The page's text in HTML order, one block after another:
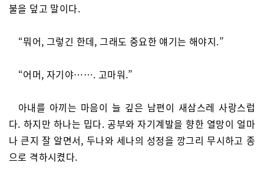
불을 덮고 말이다.
“뭐어, 그렇긴 한데, 그래도 중요한 얘기는 해야지.”
“어머, 자기야……. 고마워.”
아내를 아끼는 마음이 늘 깊은 남편이 새삼스레 사랑스럽
다. 하지만 하나는 밉다. 공부와 자기계발을 향한 열망이 얼마
나 큰지 잘 알면서, 두나와 세나의 성정을 깡그리 무시하고 종
으로 격하시켰다.